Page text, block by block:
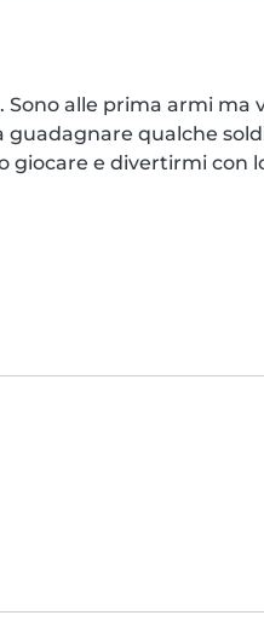
Sono alle prima armi
qualche
e divertirmi con